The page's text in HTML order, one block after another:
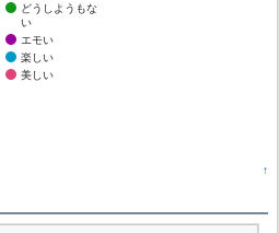
どうしようもな
い
エモい
楽しい
美しい
↑